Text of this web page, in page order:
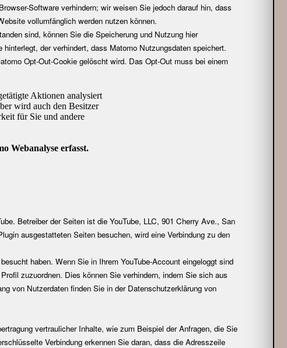
Software verhindern; wir weisen Sie jedoch darauf hin, dass
vollumfänglich werden nutzen können.
sind, können Sie die Speicherung und Nutzung hier
der verhindert, dass Matomo Nutzungsdaten speichert.
Opt-Out-Cookie gelöscht wird. Das Opt-Out muss bei einem
Betreiber der Seiten ist die YouTube, LLC, 901 Cherry Ave., San
ausgestatteten Seiten besuchen, wird eine Verbindung zu den
haben. Wenn Sie in Ihrem YouTube-Account eingeloggt sind
zuzuordnen. Dies können Sie verhindern, indem Sie sich aus
von Nutzerdaten finden Sie in der Datenschutzerklärung von
vertraulicher Inhalte, wie zum Beispiel der Anfragen, die Sie
Verbindung erkennen Sie daran, dass die Adresszeile